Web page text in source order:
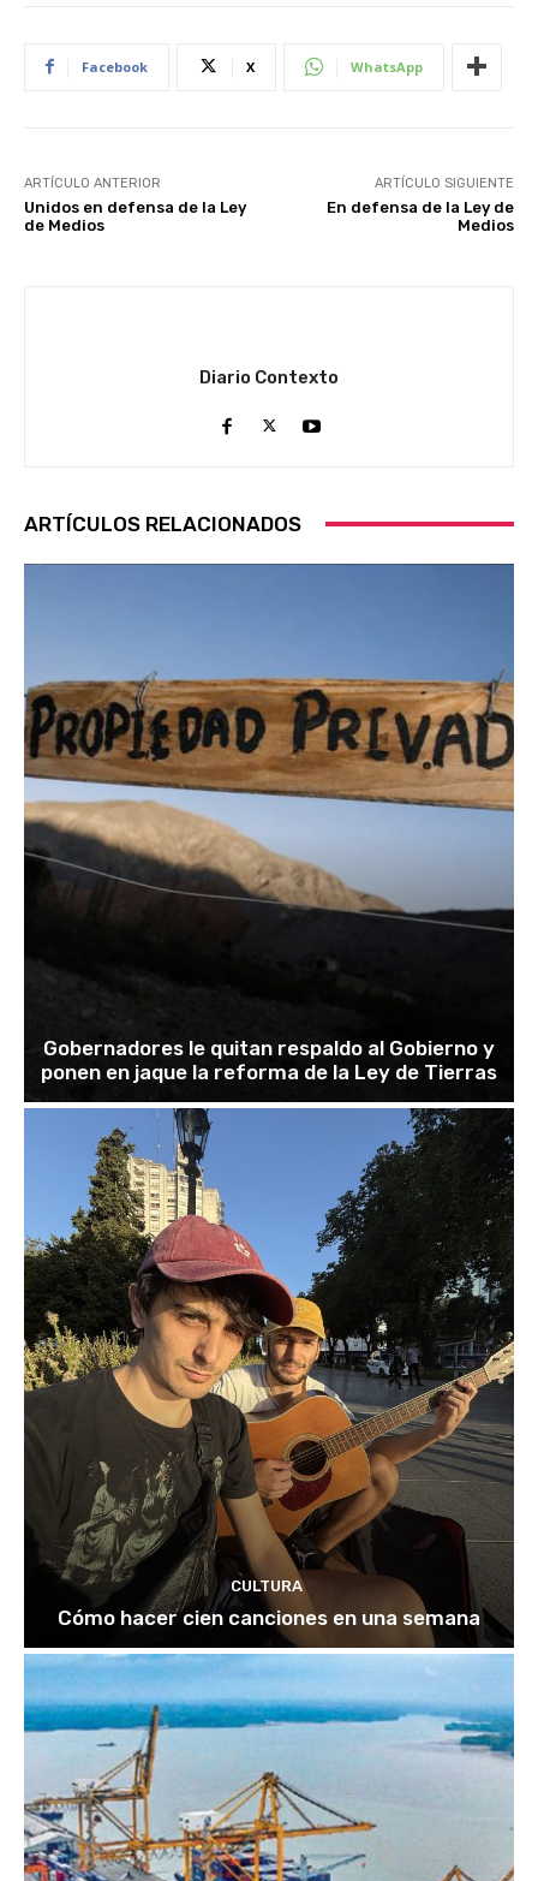
Facebook X WhatsApp
ARTÍCULO ANTERIOR
Unidos en defensa de la Ley
de Medios
ARTÍCULO SIGUIENTE
En defensa de la Ley de
Medios
Diario Contexto
ARTÍCULOS RELACIONADOS
Gobernadores le quitan respaldo al Gobierno y
ponen en jaque la reforma de la Ley de Tierras
CULTURA
Cómo hacer cien canciones en una semana